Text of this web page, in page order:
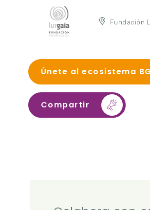
Fundación
Únete al ecosistema BG
Compartir